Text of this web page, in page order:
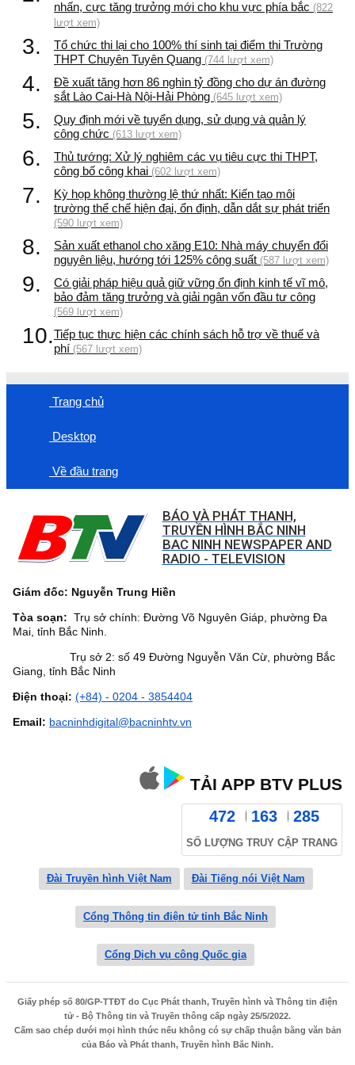
nhấn, cực tăng trưởng mới cho khu vực phía bắc (822
lượt xem)
3.
Tổ chức thi lại cho 100% thí sinh tại điểm thi Trường
THPT Chuyên Tuyên Quang (744 lượt xem)
4.
Đề xuất tăng hơn 86 nghìn tỷ đồng cho dự án đường
sắt Lào Cai-Hà Nội-Hải Phòng (645 lượt xem)
5.
Quy định mới về tuyển dụng, sử dụng và quản lý
công chức (613 lượt xem)
6.
Thủ tướng: Xử lý nghiêm các vụ tiêu cực thi THPT,
công bố công khai (602 lượt xem)
7.
Kỳ họp không thường lệ thứ nhất: Kiến tạo môi
trường thể chế hiện đại, ổn định, dẫn dắt sự phát triển
(590 lượt xem)
8.
Sản xuất ethanol cho xăng E10: Nhà máy chuyển đổi
nguyên liệu, hướng tới 125% công suất (587 lượt xem)
9.
Có giải pháp hiệu quả giữ vững ổn định kinh tế vĩ mô,
bảo đảm tăng trưởng và giải ngân vốn đầu tư công
(569 lượt xem)
10.Tiếp tục thực hiện các chính sách hỗ trợ về thuế và
phí (567 lượt xem)
Trang chủ
Desktop
Về đầu trang
BÁO VÀ PHÁT THANH,
TRUYỀN HÌNH BẮC NINH
BAC NINH NEWSPAPER AND
RADIO - TELEVISION
Giám đốc: Nguyễn Trung Hiền
Tòa soạn: Trụ sở chính: Đường Võ Nguyên Giáp, phường Đa
Mai, tỉnh Bắc Ninh.
Trụ sở 2: số 49 Đường Nguyễn Văn Cừ, phường Bắc
Giang, tỉnh Bắc Ninh
Điện thoại: (+84) - 0204 - 3854404
Email: bacninhdigital@bacninhtv.vn
TẢI APP BTV PLUS
472 163 285
SỐ LƯỢNG TRUY CẬP TRANG
Đài Truyền hình Việt Nam Đài Tiếng nói Việt Nam
Cổng Thông tin điện tử tỉnh Bắc Ninh
Cổng Dịch vụ công Quốc gia
Giấy phép số 80/GP-TTĐT do Cục Phát thanh, Truyền hình và Thông tin điện
tử - Bộ Thông tin và Truyền thông cấp ngày 25/5/2022.
Cấm sao chép dưới mọi hình thức nếu không có sự chấp thuận bằng văn bản
của Báo và Phát thanh, Truyền hình Bắc Ninh.